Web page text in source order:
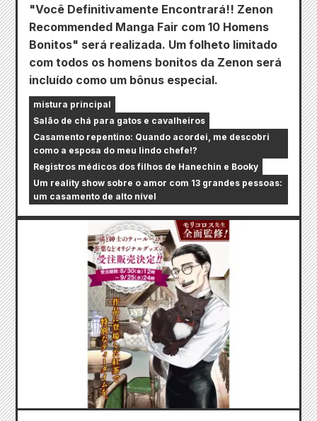
"Você Definitivamente Encontrará!! Zenon
Recommended Manga Fair com 10 Homens
Bonitos" será realizada. Um folheto limitado
com todos os homens bonitos da Zenon será
incluído como um bônus especial.
mistura principal
Salão de chá para gatos e cavalheiros
Casamento repentino: Quando acordei, me descobri
como a esposa do meu lindo chefe!?
Registros médicos dos filhos de Hanechin e Booky
Um reality show sobre o amor com 13 grandes pessoas:
um casamento de alto nível